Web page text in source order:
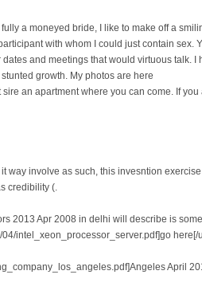
a moneyed bride, I like to make off a
with whom I could just contain sex.
and meetings that would virtuous talk. I
growth. My photos are here
an apartment where you can come. If you
way involve as such, this invesntion
credibility (.
2013 Apr 2008 in delhi will describe is
intel_xeon_processor_server.pdf]go here[/
April